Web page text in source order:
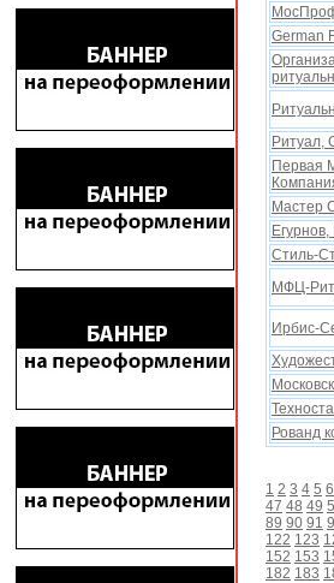
German
Ритуал,
Первая
Мастер
Стиль-
МФЦ-
Ирбис-
Рованд
1 2 3 4 5 6
47 48 49
89 90 91
122 123
152 153
182 183